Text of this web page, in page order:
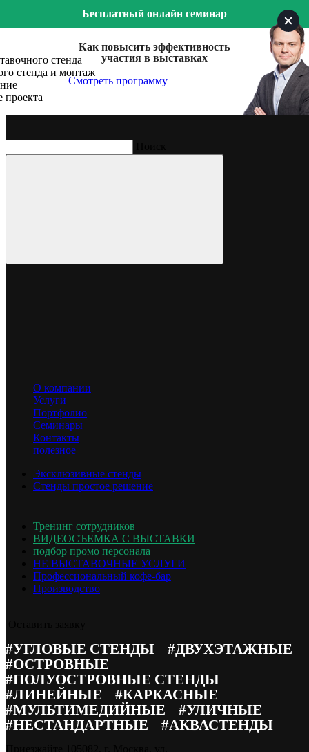
Бесплатный онлайн семинар
Как повысить эффективность
участия в выставках
Смотреть программу
О компании
Услуги
Портфолио
Семинары
Контакты
полезное
Эксклюзивные стенды
Стенды простое решение
Тренинг сотрудников
ВИДЕОСЪЕМКА С ВЫСТАВКИ
подбор промо персонала
НЕ ВЫСТАВОЧНЫЕ УСЛУГИ
Профессиональный кофе-бар
Производство
#УГЛОВЫЕ СТЕНДЫ
#ДВУХЭТАЖНЫЕ
#ОСТРОВНЫЕ
#ПОЛУОСТРОВНЫЕ СТЕНДЫ
#ЛИНЕЙНЫЕ
#КАРКАСНЫЕ
#МУЛЬТИМЕДИЙНЫЕ
#УЛИЧНЫЕ
#НЕСТАНДАРТНЫЕ
#АКВАСТЕНДЫ
Стильный, престижный и очень уютный стенд островного
типа, на котором разместилась удобная переговорная зона,
ресепшн и большие мультимедийные экраны для привлечения
внимания посетителей к компании
стенда
стенда и монтаж
проекта